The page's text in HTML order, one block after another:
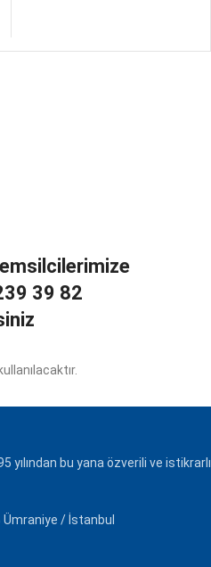
39 82
yılından bu yana özverili ve istikrarlı
Ümraniye / İstanbul